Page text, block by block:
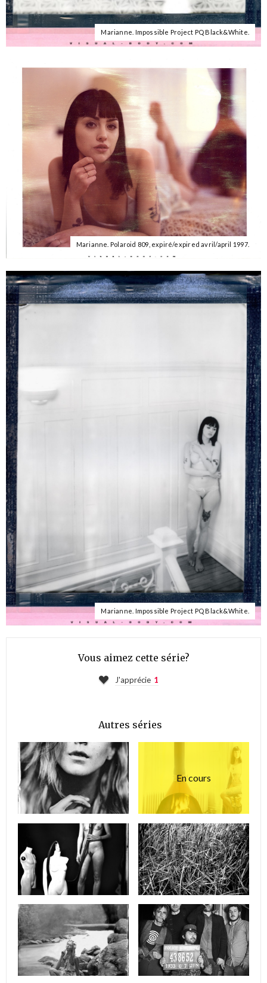
Marianne. Impossible Project PQ Black&White.
Marianne. Polaroid 809, expiré/expired avril/april 1997.
Marianne. Impossible Project PQ Black&White.
Vous aimez cette série?
J'apprécie 1
Autres séries
En cours